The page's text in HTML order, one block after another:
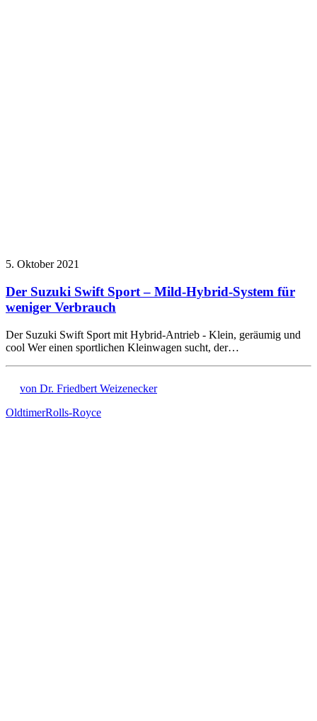
5. Oktober 2021
Der Suzuki Swift Sport – Mild-Hybrid-System für
weniger Verbrauch
Der Suzuki Swift Sport mit Hybrid-Antrieb - Klein, geräumig und
cool Wer einen sportlichen Kleinwagen sucht, der…
von Dr. Friedbert Weizenecker
OldtimerRolls-Royce